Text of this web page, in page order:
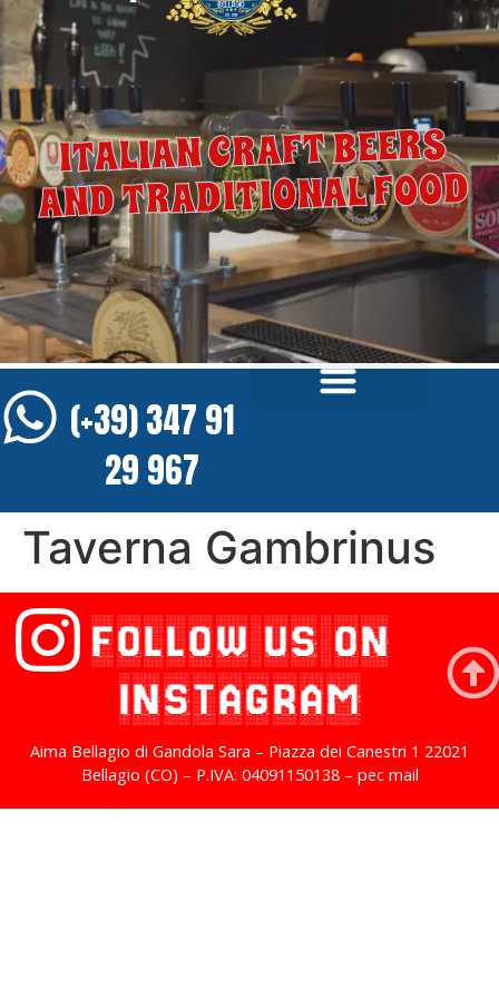
ITALIAN CRAFT BEERS
AND TRADITIONAL FOOD
(+39) 347 91
29 967
Taverna Gambrinus
FOLLOW US ON
INSTAGRAM
Aima Bellagio di Gandola Sara – Piazza dei Canestri 1 22021
Bellagio (CO) – P.IVA: 04091150138 – pec mail